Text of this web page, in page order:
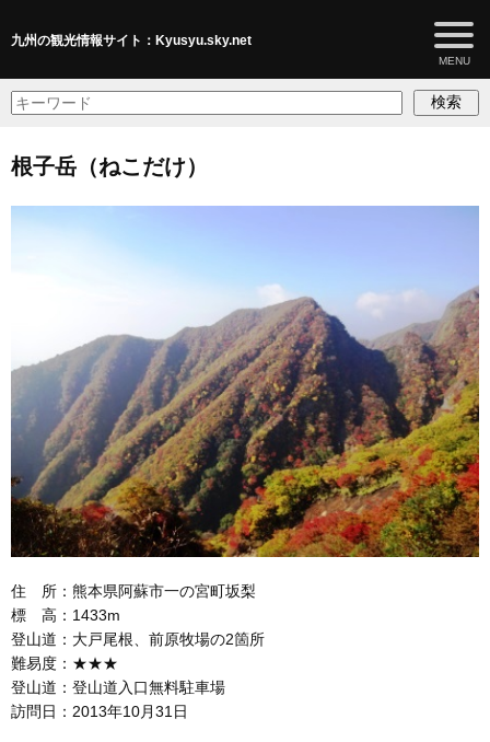
九州の観光情報サイト：Kyusyu.sky.net
検索
根子岳（ねこだけ）
住 所：熊本県阿蘇市一の宮町坂梨
標 高：1433m
登山道：大戸尾根、前原牧場の2箇所
難易度：★★★
登山道：登山道入口無料駐車場
訪問日：2013年10月31日